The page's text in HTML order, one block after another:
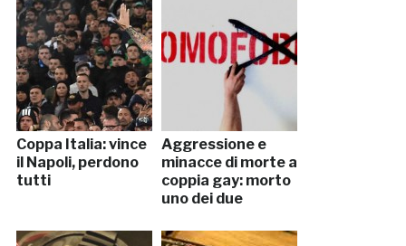
l’ordine pubblico”
Coppa Italia: vince
il Napoli, perdono
tutti
Aggressione e
minacce di morte a
coppia gay: morto
uno dei due